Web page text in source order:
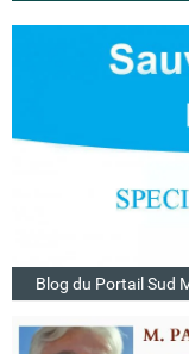
Blog du Portail Sud